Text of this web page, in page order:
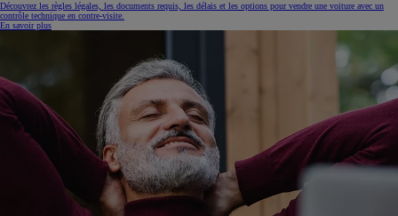
Découvrez les règles légales, les documents requis, les délais et les options pour vendre une voiture avec un
contrôle technique en contre-visite.
En savoir plus